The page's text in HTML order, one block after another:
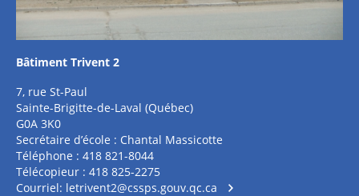
Bâtiment Trivent 2
7, rue St-Paul
Sainte-Brigitte-de-Laval (Québec)
G0A 3K0
Secrétaire d’école : Chantal Massicotte
Téléphone : 418 821-8044
Télécopieur : 418 825-2275
Courriel: letrivent2@cssps.gouv.qc.ca